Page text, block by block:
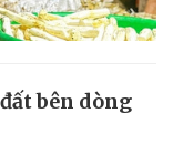
bên dòng